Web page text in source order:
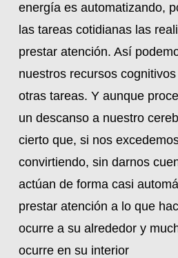
energía es automatizando,
las tareas cotidianas las
prestar atención. Así
nuestros recursos
otras tareas. Y aunque
un descanso a nuestro
cierto que, si nos
convirtiendo, sin darnos
actúan de forma casi
prestar atención a lo que
ocurre a su alrededor y
ocurre en su interior